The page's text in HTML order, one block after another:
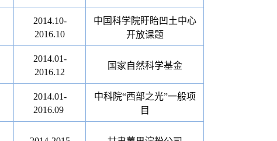
2014.10-
2016.10
中国科学院盱眙凹土中心
开放课题
2014.01-
2016.12
国家自然科学基金
2014.01-
2016.09
中科院“西部之光”一般项
目